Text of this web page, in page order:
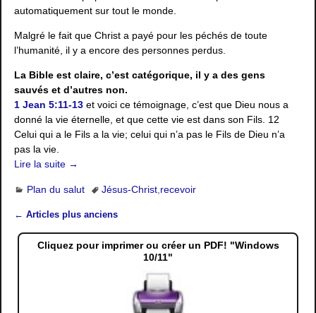
automatiquement sur tout le monde.
Malgré le fait que Christ a payé pour les péchés de toute
l’humanité, il y a encore des personnes perdus.
La Bible est claire, c’est catégorique, il y a des gens
sauvés et d’autres non.
1 Jean 5:11-13 et voici ce témoignage, c’est que Dieu nous a
donné la vie éternelle, et que cette vie est dans son Fils. 12
Celui qui a le Fils a la vie; celui qui n’a pas le Fils de Dieu n’a
pas la vie.
Lire la suite →
Plan du salut Jésus-Christ, recevoir
← Articles plus anciens
Cliquez pour imprimer ou créer un PDF! "Windows
10/11"